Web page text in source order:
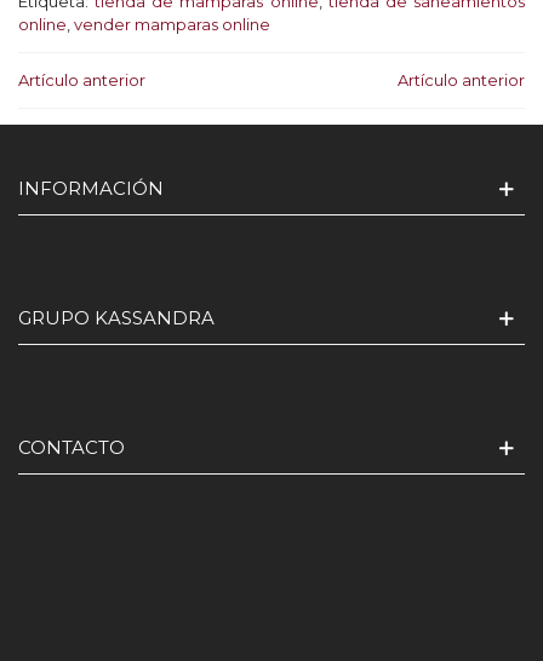
online vender mamparas online
Artículo anterior Artículo anterior
INFORMACIÓN
GRUPO KASSANDRA
CONTACTO